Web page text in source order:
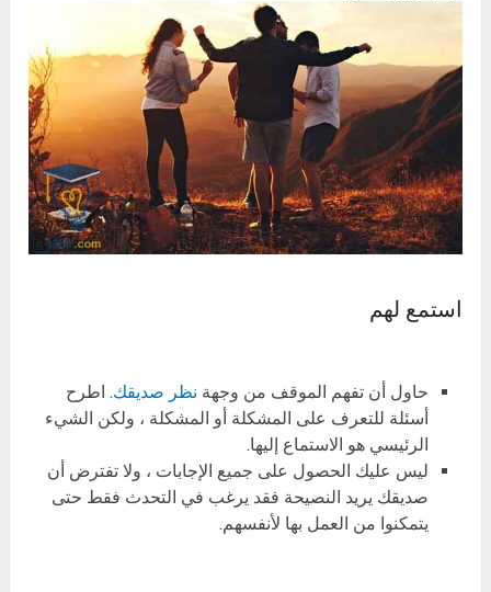
استمع لهم
حاول أن تفهم الموقف من وجهة نظر صديقك. اطرح
أسئلة للتعرف على المشكلة أو المشكلة ، ولكن الشيء
الرئيسي هو الاستماع إليها.
ليس عليك الحصول على جميع الإجابات ، ولا تفترض أن
صديقك يريد النصيحة فقد يرغب في التحدث فقط حتى
يتمكنوا من العمل بها لأنفسهم.